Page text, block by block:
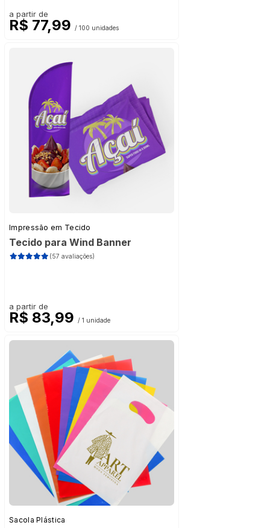
a partir de
R$ 77,99 / 100 unidades
Impressão em Tecido
Tecido para Wind Banner
(57 avaliações)
a partir de
R$ 83,99 / 1 unidade
Sacola Plástica